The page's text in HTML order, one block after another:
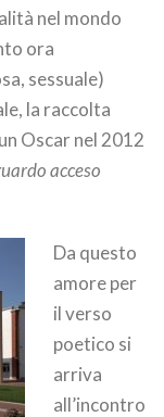
nel mondo
ora
sessuale)
la raccolta
Oscar nel 2012
acceso
Da questo
amore per
il verso
poetico si
arriva
all’incontro